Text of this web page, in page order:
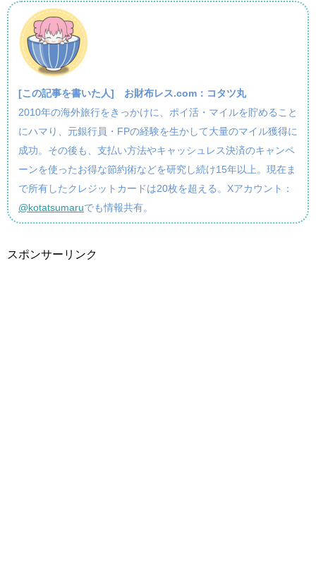
[この記事を書いた人] お財布レス.com：コタツ丸
2010年の海外旅行をきっかけに、ポイ活・マイルを貯めること
にハマり、元銀行員・FPの経験を生かして大量のマイル獲得に
成功。その後も、支払い方法やキャッシュレス決済のキャンペ
ーンを使ったお得な節約術などを研究し続け15年以上。現在ま
で所有したクレジットカードは20枚を超える。Xアカウント：
@kotatsumaruでも情報共有。
スポンサーリンク